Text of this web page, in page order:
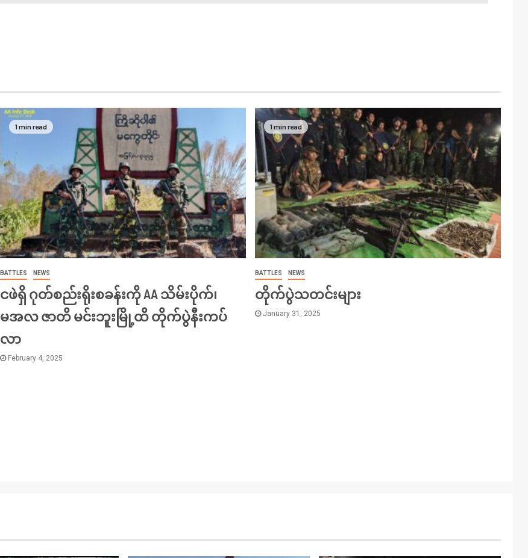
1 min read
BATTLES NEWS
ငဖဲရှိ ဂုတ်စည်းရိုးစခန်းကို AA သိမ်းပိုက်၊
မအလ ဇာတိ မင်းဘူးမြို့ထိ တိုက်ပွဲနီးကပ်
လာ
February 4, 2025
1 min read
BATTLES NEWS
တိုက်ပွဲသတင်းများ
January 31, 2025